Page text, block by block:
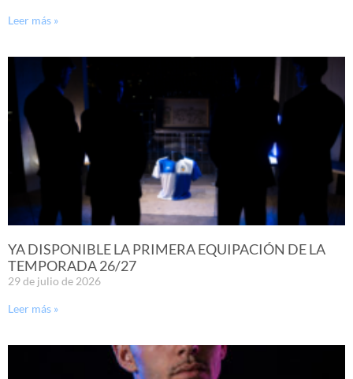
Leer más »
YA DISPONIBLE LA PRIMERA EQUIPACIÓN DE LA
TEMPORADA 26/27
29 de julio de 2026
Leer más »